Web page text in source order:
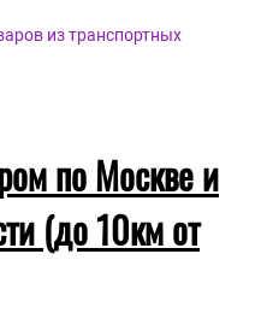
из транспортных
по Москве и
(до 10км от